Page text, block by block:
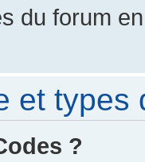
du forum
et types
?